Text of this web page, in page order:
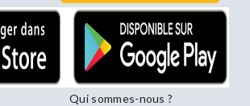
Qui sommes-nous ?